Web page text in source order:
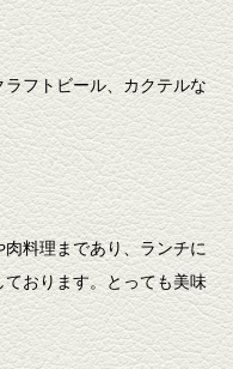
フトビール、カクテルな
料理まであり、ランチに
おります。とっても美味